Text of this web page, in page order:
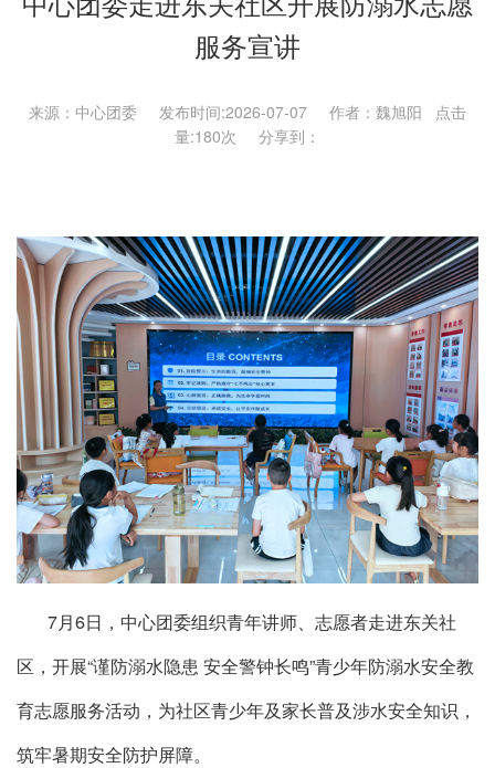
服务宣讲
来源：中心团委 发布时间:2026-07-07 作者：魏旭阳 点击
量:180次 分享到：
7月6日，中心团委组织青年讲师、志愿者走进东关社
区，开展“谨防溺水隐患 安全警钟长鸣”青少年防溺水安全教
育志愿服务活动，为社区青少年及家长普及涉水安全知识，
筑牢暑期安全防护屏障。